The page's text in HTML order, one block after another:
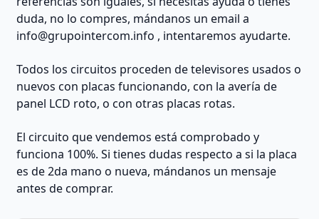
duda, no lo compres, mándanos un email a
info@grupointercom.info , intentaremos ayudarte.
Todos los circuitos proceden de televisores usados o
nuevos con placas funcionando, con la avería de
panel LCD roto, o con otras placas rotas.
El circuito que vendemos está comprobado y
funciona 100%. Si tienes dudas respecto a si la placa
es de 2da mano o nueva, mándanos un mensaje
antes de comprar.